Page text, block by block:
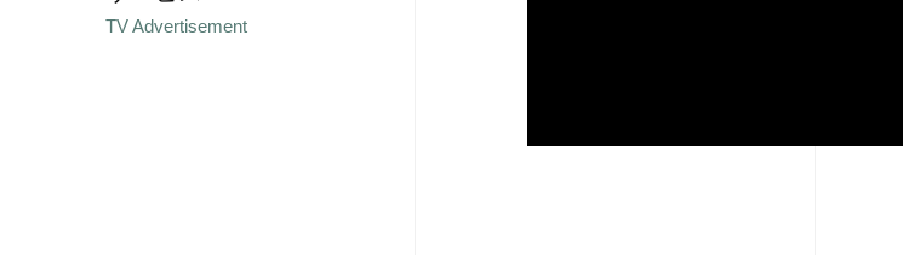
TV Advertisement